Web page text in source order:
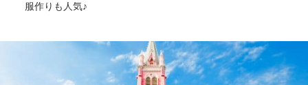
服作りも人気♪